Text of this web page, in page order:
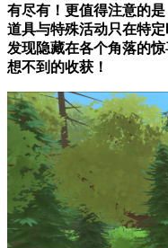
有尽有！更值得注意的
道具与特殊活动只在特
发现隐藏在各个角落的
想不到的收获！